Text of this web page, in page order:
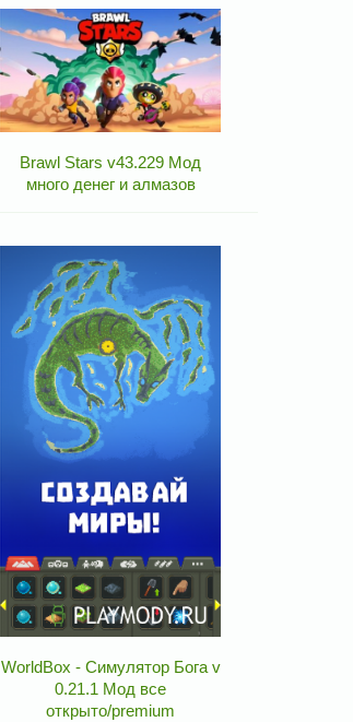
Brawl Stars v43.229 Мод
много денег и алмазов
WorldBox - Симулятор Бога v
0.21.1 Мод все
открыто/premium